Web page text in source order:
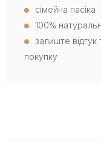
сімейна пасіка
100%
залиште
покупку